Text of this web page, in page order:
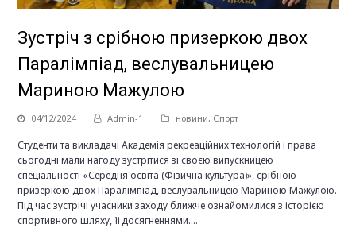
Зустріч з срібною призеркою двох
Паралімпіад, веслувальницею
Мариною Мажулою
04/12/2024 Admin-1 новини, Спорт
Студенти та викладачі Академія рекреаційних технологій і права
сьогодні мали нагоду зустрітися зі своєю випускницею
спеціальності «Середня освіта (Фізична культура)», срібною
призеркою двох Паралімпіад, веслувальницею Мариною Мажулою.
Під час зустрічі учасники заходу ближче ознайомилися з історією
спортивного шляху, її досягненнями.…